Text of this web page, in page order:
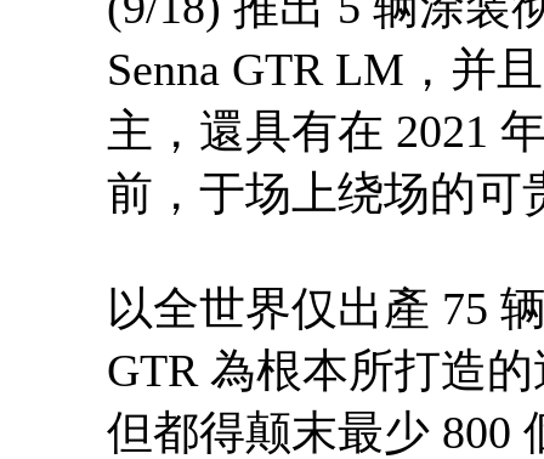
Senna GTR LM，并
主，還具有在 2021
前，于场上绕场的可
以全世界仅出產 75
GTR 為根本所打造
但都得颠末最少 800